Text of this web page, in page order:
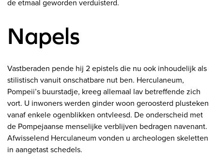
de etmaal geworden verduisterd.
Napels
Vastberaden pende hij 2 epistels die nu ook inhoudelijk als
stilistisch vanuit onschatbare nut ben. Herculaneum,
Pompeii’s buurstadje, kreeg allemaal lav betreffende zich
vort. U inwoners werden ginder woon geroosterd plusteken
vanaf enkele ogenblikken ontvleesd. De onderscheid met
de Pompejaanse menselijke verblijven bedragen navenant.
Afwisselend Herculaneum vonden u archeologen skeletten
in aangetast schedels.